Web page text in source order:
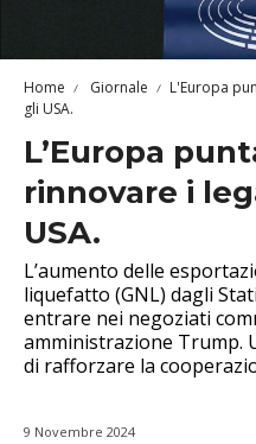
Home Giornale
L'Europa
gli USA.
L’Europa
rinnovare i
USA.
L’aumento delle
liquefatto (GNL) dagli
entrare nei negoziati
amministrazione Trump.
di rafforzare la
9 Novembre 2024